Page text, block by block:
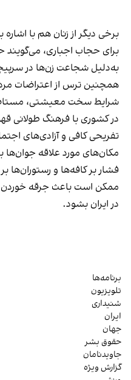
برخی دیگر از زنان هم با
برای حجاب اجباری،
به‌دلیل شجاعت زن‌ها در
همچنین ترس از اعتراضات
شرایط سخت معیشتی،
در کشوری با فرهنگ طولانی
تفریحی کافی و آزادی‌های
مکان‌های مورد علاقه جوان‌ها
فشار بر کافه‌ها و رستوران‌ها
ممکن است باعث جرقه
در ایران بشود.
برنامه‌ها
تلویزیون
شنیداری
ایران
جهان
حقوق بشر
جاویدنامان
گزارش ویژه